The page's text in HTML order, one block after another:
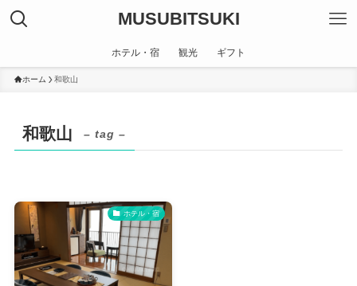
MUSUBITSUKI
ホテル・宿 観光 ギフト
ホーム 和歌山
和歌山 – tag –
ホテル・宿